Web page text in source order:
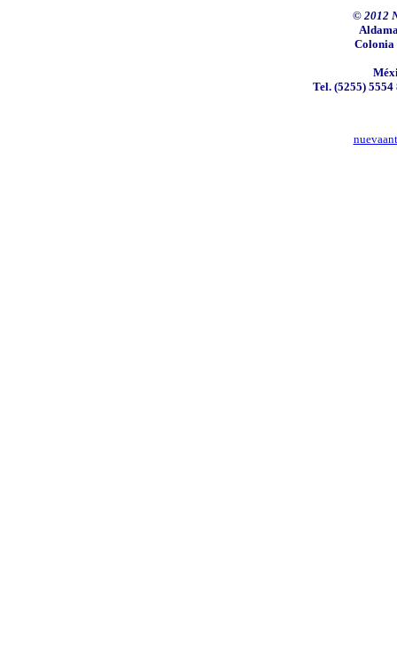
© 2012
Colonia
Tel. (5255)